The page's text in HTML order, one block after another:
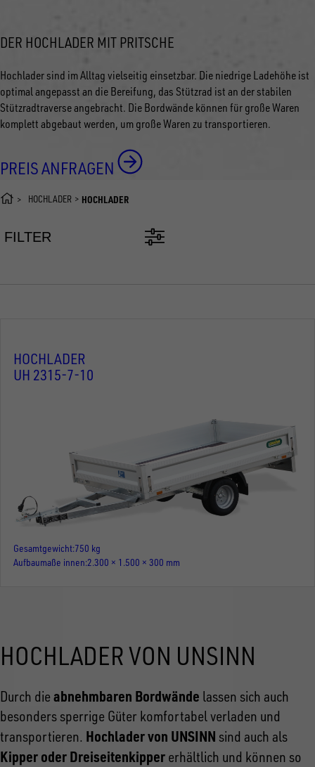
DER HOCHLADER MIT PRITSCHE
Hochlader sind im Alltag vielseitig einsetzbar. Die niedrige Ladehöhe ist
optimal angepasst an die Bereifung, das Stützrad ist an der stabilen
Stützradtraverse angebracht. Die Bordwände können für große Waren
komplett abgebaut werden, um große Waren zu transportieren.
PREIS ANFRAGEN
HOCHLADER HOCHLADER
FILTER
HOCHLADER
UH 2315-7-10
Gesamtgewicht 750 kg
Aufbaumaße innen 2.300 × 1.500 × 300 mm
HOCHLADER VON UNSINN
Durch die abnehmbaren Bordwände lassen sich auch
besonders sperrige Güter komfortabel verladen und
transportieren. Hochlader von UNSINN sind auch als
Kipper oder Dreiseitenkipper erhältlich und können so